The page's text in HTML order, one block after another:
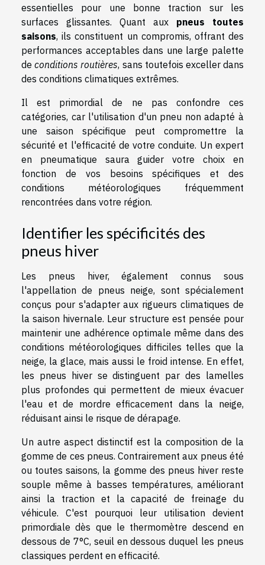
essentielles pour une bonne traction sur les
surfaces glissantes. Quant aux pneus toutes
saisons, ils constituent un compromis, offrant des
performances acceptables dans une large palette
deconditions routières, sans toutefois exceller dans
des conditions climatiques extrêmes.
Il est primordial de ne pas confondre ces
catégories, car l'utilisation d'un pneu non adapté à
une saison spécifique peut compromettre la
sécurité et l'efficacité de votre conduite. Un expert
en pneumatique saura guider votre choix en
fonction de vos besoins spécifiques et des
conditions météorologiques fréquemment
rencontrées dans votre région.
Identifier les spécificités des
pneus hiver
Les pneus hiver, également connus sous
l'appellation de pneus neige, sont spécialement
conçus pour s'adapter aux rigueurs climatiques de
la saison hivernale. Leur structure est pensée pour
maintenir une adhérence optimale même dans des
conditions météorologiques difficiles telles que la
neige, la glace, mais aussi le froid intense. En effet,
les pneus hiver se distinguent par des lamelles
plus profondes qui permettent de mieux évacuer
l'eau et de mordre efficacement dans la neige,
réduisant ainsi le risque de dérapage.
Un autre aspect distinctif est la composition de la
gomme de ces pneus. Contrairement aux pneus été
ou toutes saisons, la gomme des pneus hiver reste
souple même à basses températures, améliorant
ainsi la traction et la capacité de freinage du
véhicule. C'est pourquoi leur utilisation devient
primordiale dès que le thermomètre descend en
dessous de 7°C, seuil en dessous duquel les pneus
classiques perdent en efficacité.